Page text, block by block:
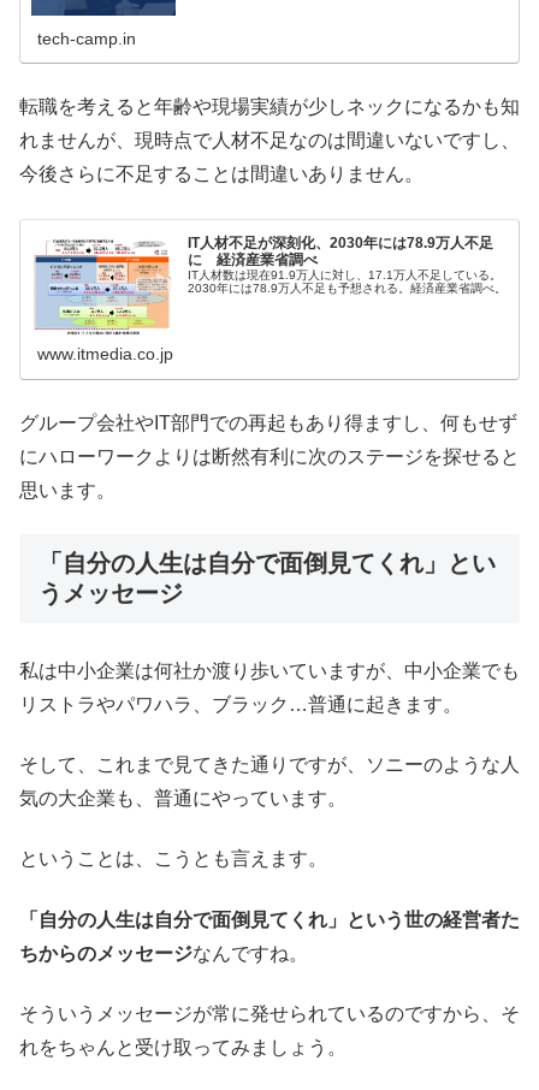
tech-camp.in
転職を考えると年齢や現場実績が少しネックになるかも知
れませんが、現時点で人材不足なのは間違いないですし、
今後さらに不足することは間違いありません。
IT人材不足が深刻化、2030年には78.9万人不足
に 経済産業省調べ
IT人材数は現在91.9万人に対し、17.1万人不足している。
2030年には78.9万人不足も予想される。経済産業省調べ。
www.itmedia.co.jp
グループ会社やIT部門での再起もあり得ますし、何もせず
にハローワークよりは断然有利に次のステージを探せると
思います。
「自分の人生は自分で面倒見てくれ」とい
うメッセージ
私は中小企業は何社か渡り歩いていますが、中小企業でも
リストラやパワハラ、ブラック…普通に起きます。
そして、これまで見てきた通りですが、ソニーのような人
気の大企業も、普通にやっています。
ということは、こうとも言えます。
「自分の人生は自分で面倒見てくれ」という世の経営者た
ちからのメッセージなんですね。
そういうメッセージが常に発せられているのですから、そ
れをちゃんと受け取ってみましょう。